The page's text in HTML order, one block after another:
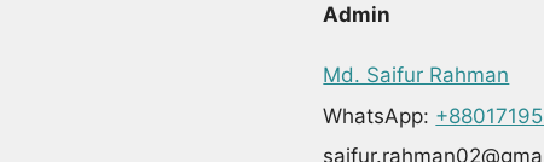
Admin
Md. Saifur Rahman
WhatsApp: